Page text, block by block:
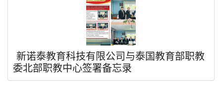
新诺泰教育科技有限公司与泰国教育部职教
委北部职教中心签署备忘录